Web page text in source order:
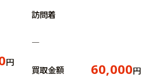
円
訪問着
―
買取金額 60,000円